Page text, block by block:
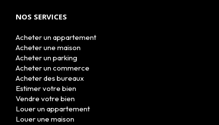
NOS SERVICES
Acheter un appartement
Acheter une maison
Acheter un parking
Acheter un commerce
Acheter des bureaux
Estimer votre bien
Vendre votre bien
Louer un appartement
Louer une maison